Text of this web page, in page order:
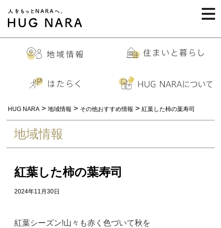
HUG NARA > 地域情報 > その他おすすめ情報 > 紅葉した柿の葉寿司
地域情報
紅葉した柿の葉寿司
2024年11月30日
紅葉シーズン!山々も赤く色づいて秋を